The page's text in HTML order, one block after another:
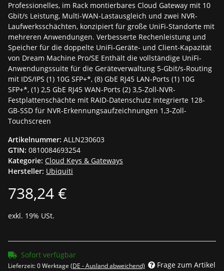
Professionelles, im Rack montierbares Cloud Gateway mit 10
Gbit/s Leistung, Multi-WAN-Lastausgleich und zwei NVR-
Laufwerksschächten, konzipiert für große UniFi-Standorte mit
mehreren Anwendungen. Verbesserte Rechenleistung und
Speicher für die doppelte UniFi-Geräte- und Client-Kapazität
von Dream Machine Pro/SE Enthält die vollständige UniFi-
Anwendungssuite für die Geräteverwaltung 5-Gbit/s-Routing
mit IDS/IPS (1) 10G SFP+*, (8) GbE RJ45 LAN-Ports (1) 10G
SFP+*, (1) 2,5 GbE RJ45 WAN-Ports (2) 3,5-Zoll-NVR-
Festplattenschächte mit RAID-Datenschutz Integrierte 128-
GB-SSD für NVR-Erkennungsaufzeichnungen 1,3-Zoll-
Touchscreen
Artikelnummer: ALLN230603
GTIN: 0810084693254
Kategorie: Cloud Keys & Gateways
Hersteller: Ubiquiti
738,24 €
exkl. 19% USt.
Sofort verfügbar
Lieferzeit:0 Werktage (DE - Ausland abweichend) Frage zum Artikel